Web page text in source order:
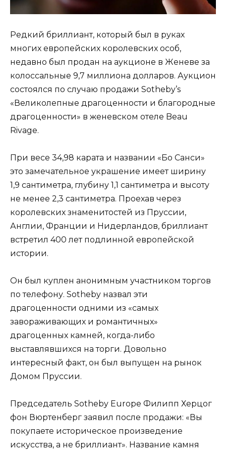
Редкий бриллиант, который был в руках
многих европейских королевских особ,
недавно был продан на аукционе в Женеве за
колоссальные 9,7 миллиона долларов. Аукцион
состоялся по случаю продажи Sotheby’s
«Великолепные драгоценности и благородные
драгоценности» в женевском отеле Beau
Rivage.
При весе 34,98 карата и названии «Бо Санси»
это замечательное украшение имеет ширину
1,9 сантиметра, глубину 1,1 сантиметра и высоту
не менее 2,3 сантиметра. Проехав через
королевских знаменитостей из Пруссии,
Англии, Франции и Нидерландов, бриллиант
встретил 400 лет подлинной европейской
истории.
Он был куплен анонимным участником торгов
по телефону. Sotheby назвал эти
драгоценности одними из «самых
завораживающих и романтичных»
драгоценных камней, когда-либо
выставлявшихся на торги. Довольно
интересный факт, он был выпущен на рынок
Домом Пруссии.
Председатель Sotheby Europe Филипп Херцог
фон Вюртенберг заявил после продажи: «Вы
покупаете историческое произведение
искусства, а не бриллиант». Название камня